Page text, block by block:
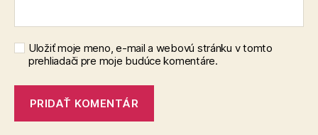
Uložiť moje meno, e-mail a webovú stránku v tomto
prehliadači pre moje budúce komentáre.